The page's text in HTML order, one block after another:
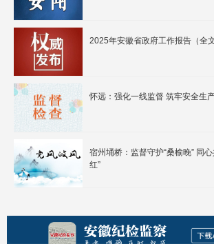
2025年安徽省政府工作报告（全文
怀远：强化一线监督 筑牢安全生
宿州埇桥：监督守护“桑榆晚” 同心
红”